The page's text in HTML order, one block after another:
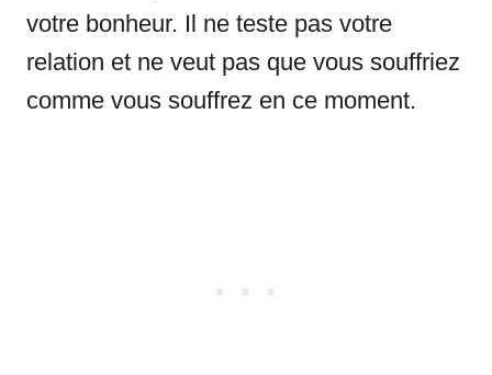
votre bonheur. Il ne teste pas votre
relation et ne veut pas que vous souffriez
comme vous souffrez en ce moment.